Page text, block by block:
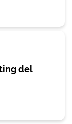
del